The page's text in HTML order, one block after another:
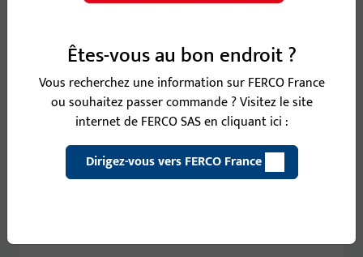
Êtes-vous au bon endroit ?
Vous recherchez une information sur FERCO France
ou souhaitez passer commande ? Visitez le site
internet de FERCO SAS en cliquant ici :
Dirigez-vous vers FERCO France